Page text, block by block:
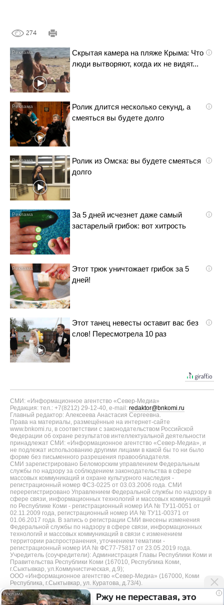
274
i
Скрытая камера на пляже Крыма: Что
люди вытворяют, когда их не видят...
i
Ролик длится несколько секунд, а
смеяться вы будете долго
i
Ролик из Омска: вы будете смеяться
долго
i
За 5 дней исчезнет даже самый
застарелый грибок: вот хитрость
i
Этот трюк уничтожает грибок за 5
дней!
i
Этот танец невесты оставит вас без
слов! Пересмотрела 10 раз
СМИ: «Информационное агентство «Север-Медиа»
Редакция: тел.: +7(8212) 29-12-40, e-mail: redaktor@bnkomi.ru
Главный редактор: Алексеева Анастасия Сергеевна.
Права на материалы, размещённые на интернет-сайте
www.bnkomi.ru, в соответствии с законодательством Российской
Федерации об охране результатов интеллектуальной деятельности
принадлежат СМИ: «Информационное агентство «Север-Медиа», и
не подлежат использованию другими лицами в какой бы то ни было
форме без письменного разрешения правообладателя.
СМИ зарегистрировано Беломорским управлением Федеральным
службы по надзору за соблюдением законодательства в сфере
массовых коммуникаций и охране культурного наследия -
регистрационный номер ФС3-0225 от 03.03.2006 года. СМИ
перерегистрировано Управлением Федеральной службы по надзору в
сфере связи, информационных технологий и массовых коммуникаций
по Республике Коми - регистрационный номер ИА № ТУ11-0051 от
02.11.2009 года, регистрационный номер ИА № ТУ11-00371 от
01.06.2017 года. В запись о регистрации СМИ внесены изменения
Федеральной службы по надзору в сфере связи, информационных
технологий и массовых коммуникаций в связи с изменением
территории распространения, уточнением тематики -
регистрационный номер ИА № ФС77-75817 от 23.05.2019 года.
Учредитель (соучредители): Администрация Главы Республики Коми и
Правительства Республики Коми (167010, Республика Коми,
г.Сыктывкар, ул.Коммунистическая, д.9);
ООО «Информационное агентство «Север-Медиа» (167000, Коми
Республика, г.Сыктывкар, ул. Куратова, д.73/4).
Разработка сайта — web-студия «Цифровой Век»
i
Ржу не переставая, это